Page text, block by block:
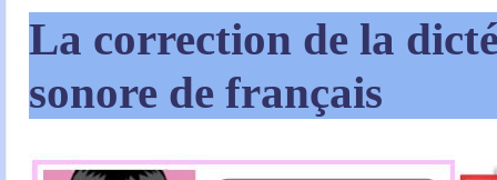
La correction de la
sonore de français